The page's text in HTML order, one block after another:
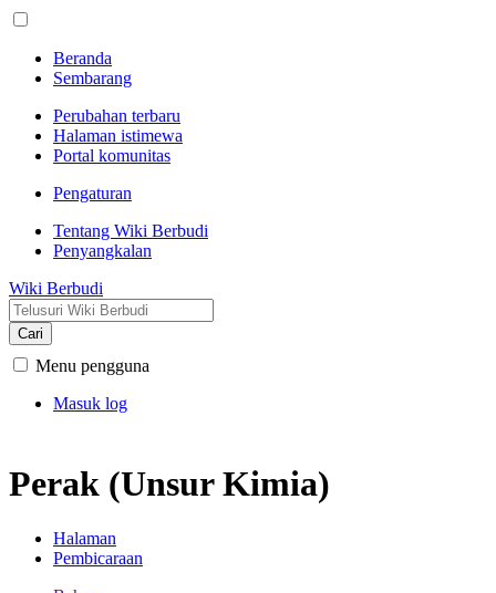
Beranda
Sembarang
Perubahan terbaru
Halaman istimewa
Portal komunitas
Pengaturan
Tentang Wiki Berbudi
Penyangkalan
Wiki Berbudi
Cari
Menu pengguna
Masuk log
Perak (Unsur Kimia)
Halaman
Pembicaraan